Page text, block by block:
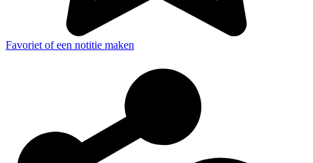
Favoriet of een notitie maken